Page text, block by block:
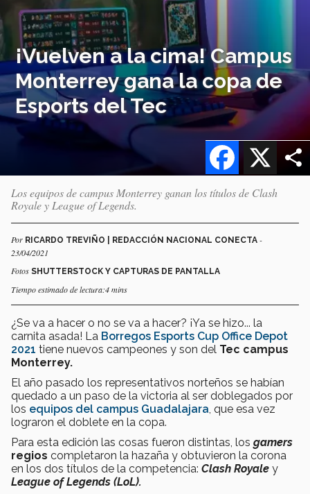
¡Vuelven a la cima! Campus
Monterrey gana la copa de
Esports del Tec
X
Facebook
Los equipos de campus Monterrey ganan los títulos de Clash
Royale y League of Legends.
Por RICARDO TREVIÑO | REDACCIÓN NACIONAL CONECTA -
23/04/2021
Fotos SHUTTERSTOCK Y CAPTURAS DE PANTALLA
Tiempo estimado de lectura:4 mins
¿Se va a hacer o no se va a hacer? ¡Ya se hizo... la
carnita asada! La Borregos Esports Cup Office Depot
2021 tiene nuevos campeones y son del Tec campus
Monterrey.
El año pasado los representativos norteños se habían
quedado a un paso de la victoria al ser doblegados por
los equipos del campus Guadalajara , que esa vez
lograron el doblete en la copa.
Para esta edición las cosas fueron distintas, los gamers
regios completaron la hazaña y obtuvieron la corona
en los dos títulos de la competencia: Clash Royale y
League of Legends (LoL).